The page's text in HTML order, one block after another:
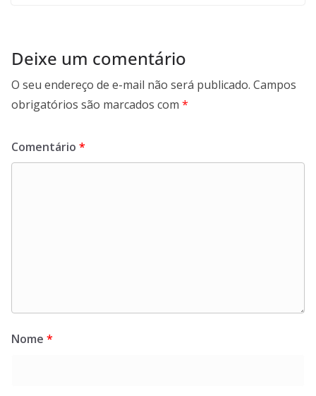
Deixe um comentário
O seu endereço de e-mail não será publicado. Campos
obrigatórios são marcados com *
Comentário *
Nome *